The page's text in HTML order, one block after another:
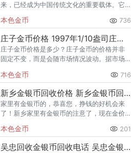
来，已经成为中国传统文化的重要载体。它
也反映了中国的现代工艺和设计水平。2021
年是中国农历的辛丑年
本色金币 736
庄子金币价格 1997年1/10盎司庄子金币市场价格
庄子金币价格是多少？庄子金币的价格并非
固定不变，而是会随市场情况波动。据市场
枚，且由沈阳造币厂铸造，工艺精湛。目
前，庄子金币价格在400
本色金币 716
新乡金银币回收价格 新乡金银币回收电话
家里有金银币的，恭喜您，挣钱的好机会来
了！新乡家里有金银币的注意了，现在金价
收价格翻倍不是梦！前两天回收点实现破几
十万的就有十几位，破百万也有
本色金币 201
吴忠回收金银币回收电话 吴忠金银币回收渠道